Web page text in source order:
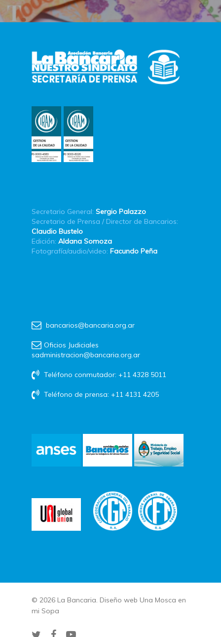
Secretario General: Sergio Palazzo
Secretario de Prensa / Director de Bancarios:
Claudio Bustelo
Edición: Aldana Somoza
Fotografía/audio/video: Facundo Peña
bancarios@bancaria.org.ar
Oficios Judiciales
sadministracion@bancaria.org.ar
Teléfono conmutador: +11 4328 5011
Teléfono de prensa: +11 4131 4205
© 2026 La Bancaria. Diseño web Una Mosca en
mi Sopa
twitterfacebookyoutube